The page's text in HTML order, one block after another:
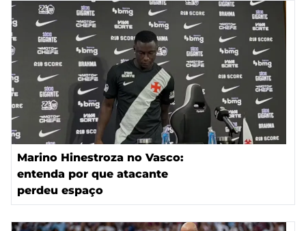
Marino Hinestroza no Vasco:
entenda por que atacante
perdeu espaço